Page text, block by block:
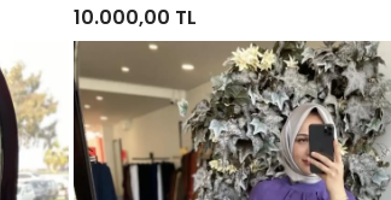
10.000,00 TL